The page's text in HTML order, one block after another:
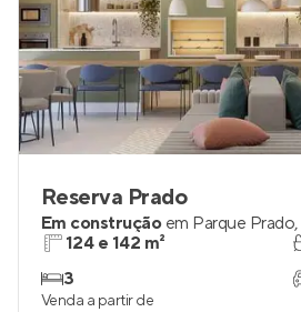
Reserva Prado
Em construção em Parque Prado,
124 e 142 m²
3
Venda a partir de